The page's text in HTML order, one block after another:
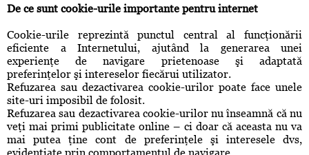
De ce sunt cookie-urile importante pentru internet
Cookie-urile reprezintă punctul central al funcţionării
eficiente a Internetului, ajutând la generarea unei
experienţe de navigare prietenoase şi adaptată
preferinţelor şi intereselor fiecărui utilizator.
Refuzarea sau dezactivarea cookie-urilor poate face unele
site-uri imposibil de folosit.
Refuzarea sau dezactivarea cookie-urilor nu înseamnă că nu
veţi mai primi publicitate online – ci doar că aceasta nu va
mai putea ţine cont de preferinţele şi interesele dvs,